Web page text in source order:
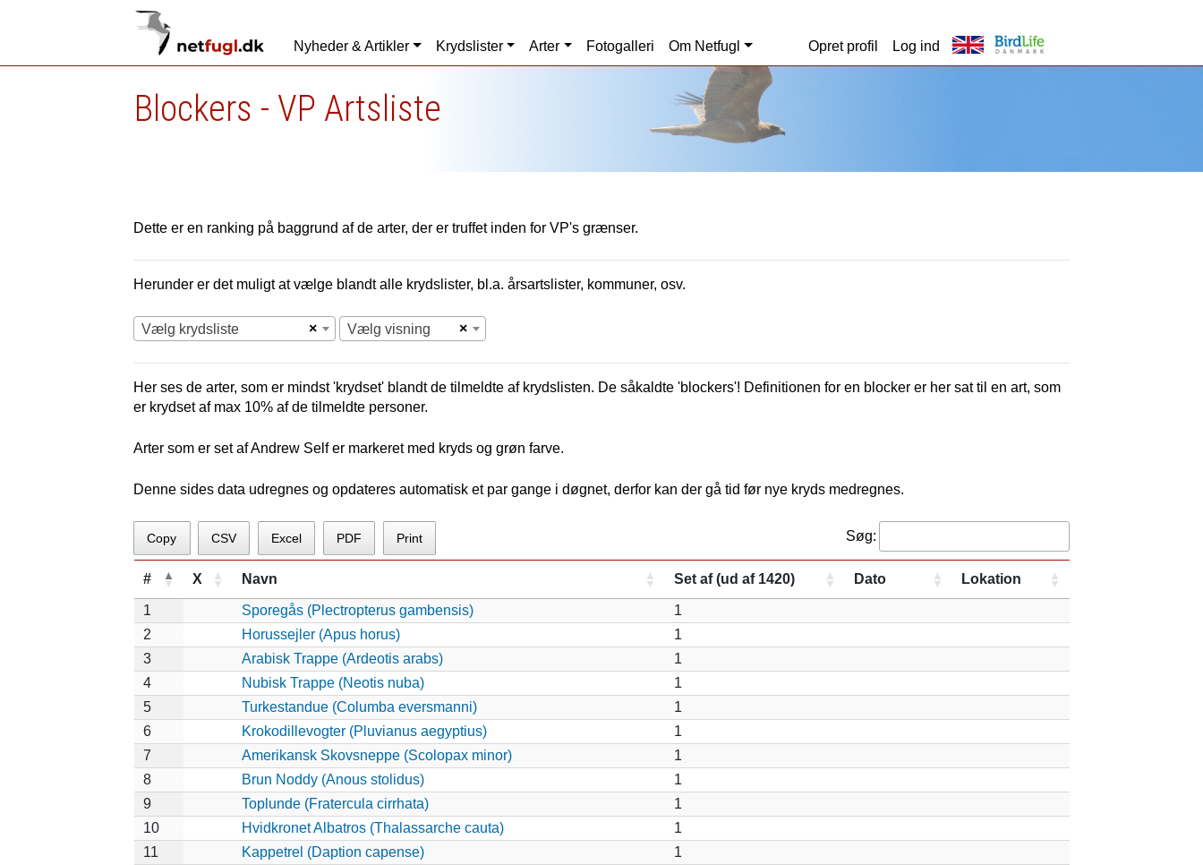
Nyheder & Artikler Krydslister Arter Fotogalleri Om Netfugl Opret profil Log ind
Blockers - VP Artsliste
Dette er en ranking på baggrund af de arter, der er truffet inden for VP's grænser.
Herunder er det muligt at vælge blandt alle krydslister, bl.a. årsartslister, kommuner, osv.
×
Vælg krydsliste ×
Vælg visning
Her ses de arter, som er mindst 'krydset' blandt de tilmeldte af krydslisten. De såkaldte 'blockers'! Definitionen for en blocker er her sat til en art, som
er krydset af max 10% af de tilmeldte personer.
Arter som er set af Andrew Self er markeret med kryds og grøn farve.
Denne sides data udregnes og opdateres automatisk et par gange i døgnet, derfor kan der gå tid før nye kryds medregnes.
Copy CSV Excel PDF Print Søg:
# X Navn Set af (ud af 1420) Dato Lokation
1 Sporegås (Plectropterus gambensis)
1
2
Horussejler (Apus horus)
1
3
Arabisk Trappe (Ardeotis arabs)
1
4
Nubisk Trappe (Neotis nuba)
1
5
Turkestandue (Columba eversmanni)
1
6
Krokodillevogter (Pluvianus aegyptius)
1
7
Amerikansk Skovsneppe (Scolopax minor)
1
8
Brun Noddy (Anous stolidus)
1
9
Toplunde (Fratercula cirrhata)
1
10
Hvidkronet Albatros (Thalassarche cauta)
1
11
Kappetrel (Daption capense)
1